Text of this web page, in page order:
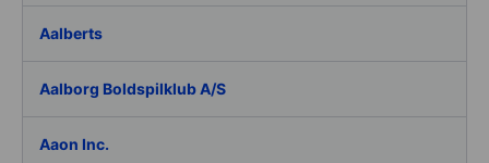
Aalberts
Aalborg Boldspilklub A/S
Aaon Inc.